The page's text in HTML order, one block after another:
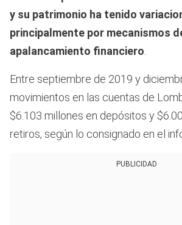
y su patrimonio ha tenido
principalmente por mecanismos
apalancamiento financiero
Entre septiembre de 2019 y
movimientos en las cuentas de
$6.103 millones en depósitos y
retiros, según lo consignado en el
PUBLICIDAD